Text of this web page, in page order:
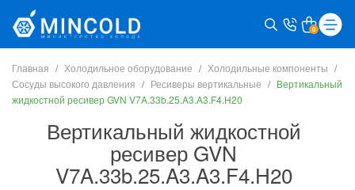
0
Главная Холодильное оборудование
Холодильные компоненты
Сосуды высокого давления
Ресиверы вертикальные
Вертикальный
жидкостной ресивер GVN V7A.33b.25.A3.A3.F4.H20
Вертикальный жидкостной
ресивер GVN
V7A.33b.25.A3.A3.F4.H20